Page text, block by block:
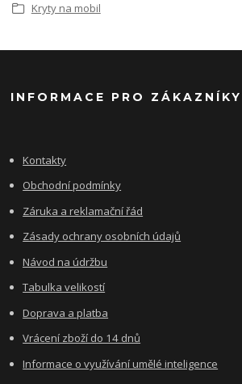
Kryty na mobil
INFORMACE PRO ZÁKAZNÍKY
Kontakty
Obchodní podmínky
Záruka a reklamační řád
Zásady ochrany osobních údajů
Návod na údržbu
Tabulka velikostí
Doprava a platba
Vrácení zboží do 14 dnů
Informace o využívání umělé inteligence